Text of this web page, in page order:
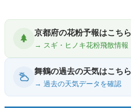
京都府の花粉予報はこちら
→ スギ・ヒノキ花粉飛散情報
舞鶴の過去の天気はこちら
→ 過去の天気データを確認